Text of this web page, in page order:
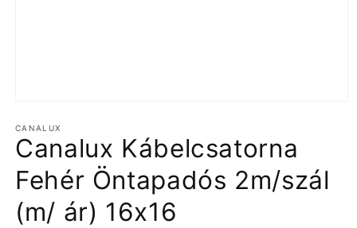
megnyitása
a
modális
párbeszédpanelen
CANALUX
Canalux Kábelcsatorna
Fehér Öntapadós 2m/szál
(m/ ár) 16x16